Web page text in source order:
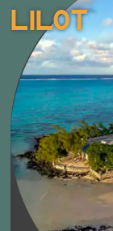
Lilot